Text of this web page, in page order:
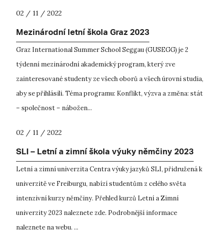
02 / 11 / 2022
Mezinárodní letní škola Graz 2023
Graz International Summer School Seggau (GUSEGG) je 2
týdenní mezinárodní akademický program, který zve
zainteresované studenty ze všech oborů a všech úrovní studia,
aby se přihlásili. Téma programu: Konflikt, výzva a změna: stát
– společnost – nábožen...
02 / 11 / 2022
SLI – Letní a zimní škola výuky němčiny 2023
Letní a zimní univerzita Centra výuky jazyků SLI, přidružená k
univerzitě ve Freiburgu, nabízí studentům z celého světa
intenzivní kurzy němčiny. Přehled kurzů Letní a Zimní
univerzity 2023 naleznete zde. Podrobnější informace
naleznete na webu. ...